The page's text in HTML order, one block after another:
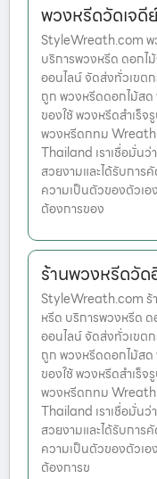
พวงหรีดวัดเจ
StyleWreath.com พ
บริการพวงหรีด ดอกไ
ออนไลน์ จัดส่งทั่วเขต
ถูก พวงหรีดดอกไม้ส
ของใช้ พวงหรีดสำเร็
พวงหรีดกทม
Thailand เราเชื่อมั่น
สวยงามและได้รับกา
ความเป็นตัวของตัวเ
ต้องการของ
ร้านพวงหรีดวั
StyleWreath.com ร้
หรีด บริการพวงหรีด
ออนไลน์ จัดส่งทั่วเขต
ถูก พวงหรีดดอกไม้ส
ของใช้ พวงหรีดสำเร็
พวงหรีดกทม
Thailand เราเชื่อมั่น
สวยงามและได้รับกา
ความเป็นตัวของตัวเ
ต้องการข